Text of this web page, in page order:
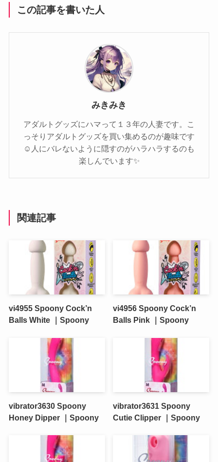
この記事を書いた人
みきみき
アダルトグッズにハマって１３年の人妻です。こ
っそりアダルトグッズを買い集めるのが趣味です
☺️人にバレないように隠すのがハラハラするのも
楽しんでいます✨️
関連記事
vi4955 Spoony Cock’n
Balls White ｜Spoony
vi4956 Spoony Cock’n
Balls Pink ｜Spoony
vibrator3630 Spoony
Honey Dipper ｜Spoony
vibrator3631 Spoony
Cutie Clipper ｜Spoony